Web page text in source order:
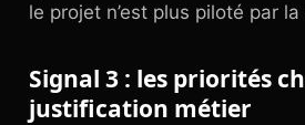
le projet n’est plus piloté par la
Signal 3 : les priorités
justification métier